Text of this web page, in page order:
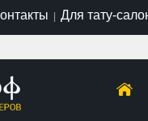
| Для тату-